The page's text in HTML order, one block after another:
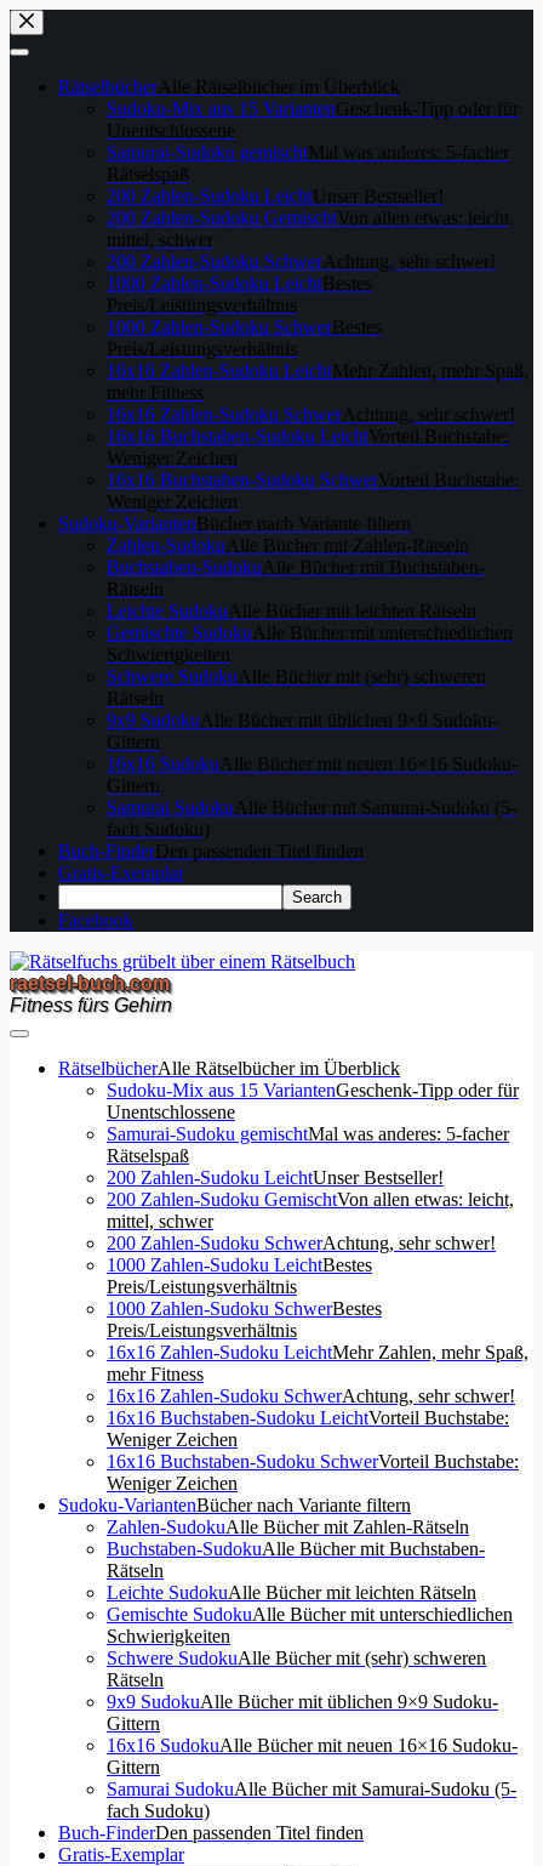
Skip
to
content
RätselbücherAlle Rätselbücher im Überblick
Sudoku-Mix aus 15 VariantenGeschenk-Tipp oder für
Unentschlossene
Samurai-Sudoku gemischtMal was anderes: 5-facher
Rätselspaß
200 Zahlen-Sudoku LeichtUnser Bestseller!
200 Zahlen-Sudoku GemischtVon allen etwas: leicht,
mittel, schwer
200 Zahlen-Sudoku SchwerAchtung, sehr schwer!
1000 Zahlen-Sudoku LeichtBestes
Preis/Leistungsverhältnis
1000 Zahlen-Sudoku SchwerBestes
Preis/Leistungsverhältnis
16x16 Zahlen-Sudoku LeichtMehr Zahlen, mehr Spaß,
mehr Fitness
16x16 Zahlen-Sudoku SchwerAchtung, sehr schwer!
16x16 Buchstaben-Sudoku LeichtVorteil Buchstabe:
Weniger Zeichen
16x16 Buchstaben-Sudoku SchwerVorteil Buchstabe:
Weniger Zeichen
Sudoku-VariantenBücher nach Variante filtern
Zahlen-Sudoku Alle Bücher mit Zahlen-Rätseln
Buchstaben-Sudoku Alle Bücher mit Buchstaben-
Rätseln
Leichte Sudoku Alle Bücher mit leichten Rätseln
Gemischte Sudoku Alle Bücher mit unterschiedlichen
Schwierigkeiten
Schwere Sudoku Alle Bücher mit (sehr) schweren
Rätseln
9x9 Sudoku Alle Bücher mit üblichen 9×9 Sudoku-
Gittern
16x16 Sudoku Alle Bücher mit neuen 16×16 Sudoku-
Gittern
Samurai Sudoku Alle Bücher mit Samurai-Sudoku (5-
fach Sudoku)
Buch-FinderDen passenden Titel finden
Gratis-Exemplar
Facebook
raetsel-buch.com
Fitness fürs Gehirn
RätselbücherAlle Rätselbücher im Überblick
Sudoku-Mix aus 15 VariantenGeschenk-Tipp oder für
Unentschlossene
Samurai-Sudoku gemischtMal was anderes: 5-facher
Rätselspaß
200 Zahlen-Sudoku LeichtUnser Bestseller!
200 Zahlen-Sudoku GemischtVon allen etwas: leicht,
mittel, schwer
200 Zahlen-Sudoku SchwerAchtung, sehr schwer!
1000 Zahlen-Sudoku LeichtBestes
Preis/Leistungsverhältnis
1000 Zahlen-Sudoku SchwerBestes
Preis/Leistungsverhältnis
16x16 Zahlen-Sudoku LeichtMehr Zahlen, mehr Spaß,
mehr Fitness
16x16 Zahlen-Sudoku SchwerAchtung, sehr schwer!
16x16 Buchstaben-Sudoku LeichtVorteil Buchstabe:
Weniger Zeichen
16x16 Buchstaben-Sudoku SchwerVorteil Buchstabe:
Weniger Zeichen
Sudoku-VariantenBücher nach Variante filtern
Zahlen-SudokuAlle Bücher mit Zahlen-Rätseln
Buchstaben-SudokuAlle Bücher mit Buchstaben-
Rätseln
Leichte SudokuAlle Bücher mit leichten Rätseln
Gemischte SudokuAlle Bücher mit unterschiedlichen
Schwierigkeiten
Schwere SudokuAlle Bücher mit (sehr) schweren
Rätseln
9x9 SudokuAlle Bücher mit üblichen 9×9 Sudoku-
Gittern
16x16 SudokuAlle Bücher mit neuen 16×16 Sudoku-
Gittern
Samurai SudokuAlle Bücher mit Samurai-Sudoku (5-
fach Sudoku)
Buch-FinderDen passenden Titel finden
Gratis-Exemplar